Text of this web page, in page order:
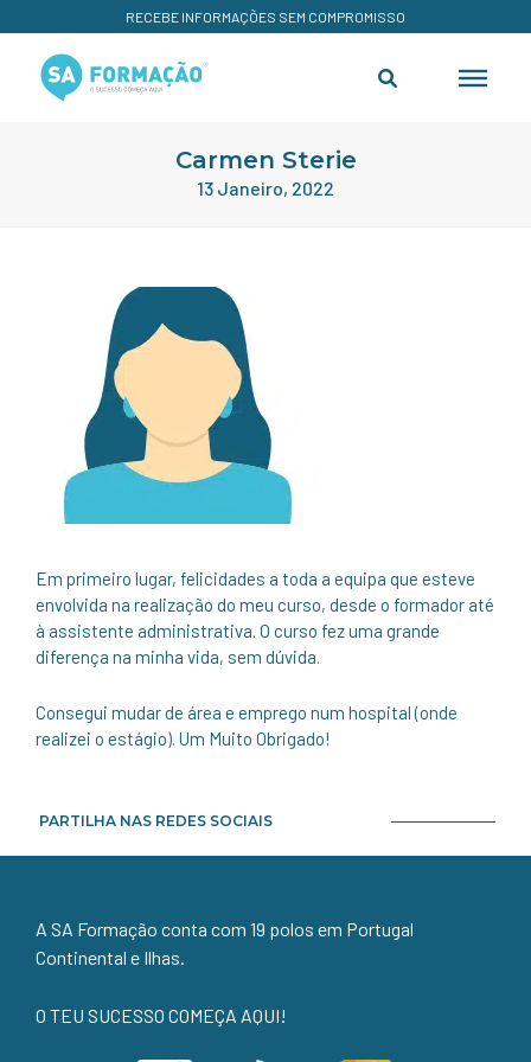
RECEBE INFORMAÇÕES SEM COMPROMISSO
Carmen Sterie
13 Janeiro, 2022
Em primeiro lugar, felicidades a toda a equipa que esteve
envolvida na realização do meu curso, desde o formador até
à assistente administrativa. O curso fez uma grande
diferença na minha vida, sem dúvida.
Consegui mudar de área e emprego num hospital (onde
realizei o estágio). Um Muito Obrigado!
PARTILHA NAS REDES SOCIAIS
A SA Formação conta com 19 polos em Portugal
Continental e Ilhas.
O TEU SUCESSO COMEÇA AQUI!